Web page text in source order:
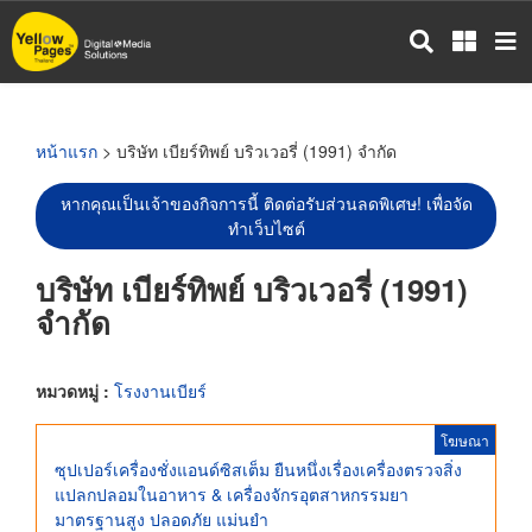
ข้าม
ไป
หน้าแรก > บริษัท เบียร์ทิพย์ บริวเวอรี่ (1991) จำกัด
หากคุณเป็นเจ้าของกิจการนี้ ติดต่อรับส่วนลดพิเศษ! เพื่อจัด
ทำเว็บไซต์
บริษัท เบียร์ทิพย์ บริวเวอรี่ (1991)
จำกัด
หมวดหมู่ : โรงงานเบียร์
โฆษณา
ซุปเปอร์เครื่องชั่งแอนด์ซิสเต็ม ยืนหนึ่งเรื่องเครื่องตรวจสิ่ง
แปลกปลอมในอาหาร & เครื่องจักรอุตสาหกรรมยา
มาตรฐานสูง ปลอดภัย แม่นยำ